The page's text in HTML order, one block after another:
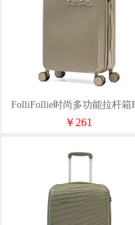
FolliFollie时尚多功能拉杆箱
Y105A卡其绿
￥261